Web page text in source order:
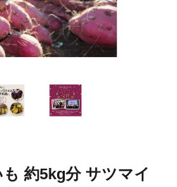
約5kg分 サツマイ